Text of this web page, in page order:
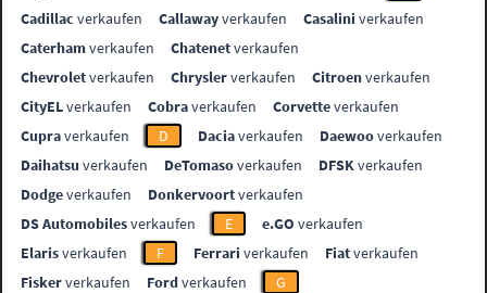
Cadillac verkaufen Callawayverkaufen Casalini verkaufen
Caterhamverkaufen Chatenetverkaufen
Chevroletverkaufen Chryslerverkaufen Citroenverkaufen
CityELverkaufen Cobraverkaufen Corvetteverkaufen
Cupraverkaufen D Daciaverkaufen Daewooverkaufen
Daihatsu verkaufen DeTomasoverkaufen DFSKverkaufen
Dodgeverkaufen Donkervoortverkaufen
DS Automobilesverkaufen E e.GO verkaufen
Elarisverkaufen F Ferrari verkaufen Fiatverkaufen
Fiskerverkaufen Fordverkaufen
G